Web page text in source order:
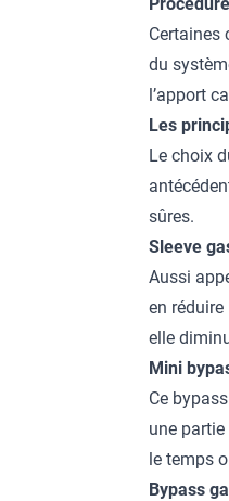
Certaines
du
l’apport
Les
Le choix
sûres.
Sleeve
Aussi
en
elle
Mini
Ce
une
le temps
Bypass